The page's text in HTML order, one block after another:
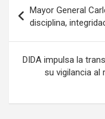
de
entradas
Mayor General
disciplina,
DIDA impulsa la
su vigilancia al